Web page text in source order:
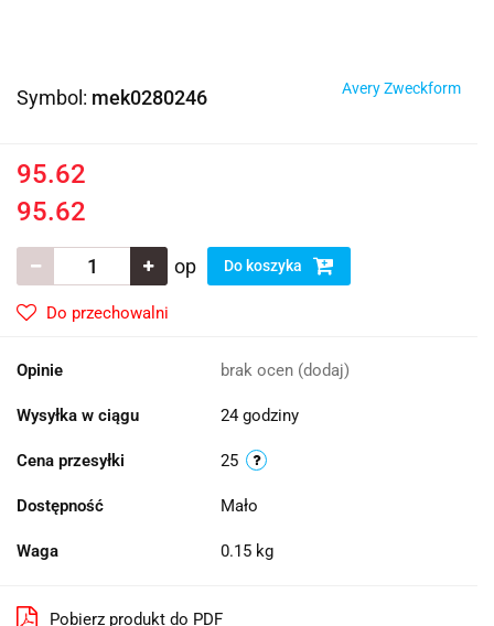
Symbol: mek0280246 Avery Zweckform
95.62
95.62
op Do koszyka
Do przechowalni
Opinie brak ocen (dodaj)
Wysyłka w ciągu 24 godziny
Cena przesyłki 25
Dostępność Mało
Waga 0.15 kg
Pobierz produkt do PDF